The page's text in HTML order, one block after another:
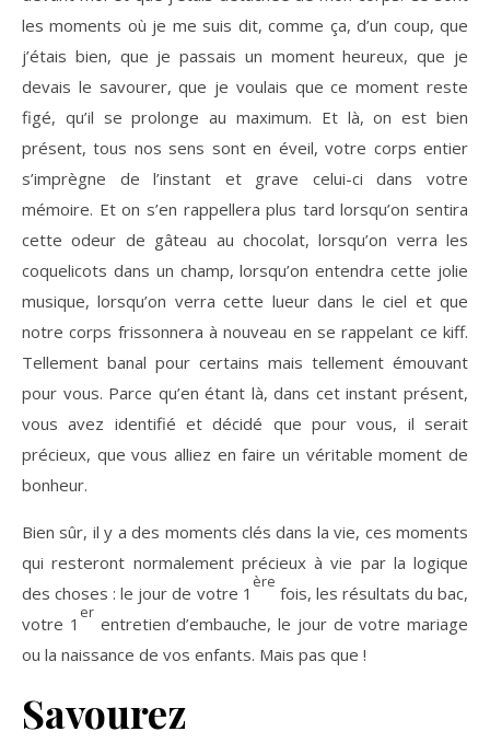
les moments où je me suis dit, comme ça, d’un coup, que
j’étais bien, que je passais un moment heureux, que je
devais le savourer, que je voulais que ce moment reste
figé, qu’il se prolonge au maximum. Et là, on est bien
présent, tous nos sens sont en éveil, votre corps entier
s’imprègne de l’instant et grave celui-ci dans votre
mémoire. Et on s’en rappellera plus tard lorsqu’on sentira
cette odeur de gâteau au chocolat, lorsqu’on verra les
coquelicots dans un champ, lorsqu’on entendra cette jolie
musique, lorsqu’on verra cette lueur dans le ciel et que
notre corps frissonnera à nouveau en se rappelant ce kiff.
Tellement banal pour certains mais tellement émouvant
pour vous. Parce qu’en étant là, dans cet instant présent,
vous avez identifié et décidé que pour vous, il serait
précieux, que vous alliez en faire un véritable moment de
bonheur.
Bien sûr, il y a des moments clés dans la vie, ces moments
qui resteront normalement précieux à vie par la logique
des choses : le jour de votre 1
ère
fois, les résultats du bac,
votre 1
er
entretien d’embauche, le jour de votre mariage
ou la naissance de vos enfants. Mais pas que !
Savourez